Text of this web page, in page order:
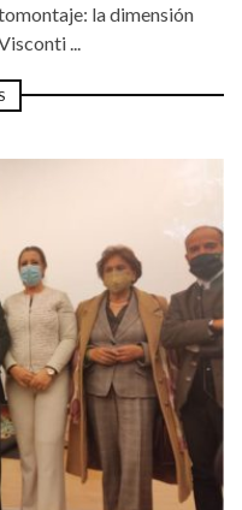
la dimensión
...